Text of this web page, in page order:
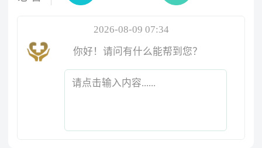
2026-08-09 07:34
你好！请问有什么能帮到您？
请点击输入内容......